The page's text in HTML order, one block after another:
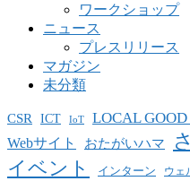
ワークショップ
ニュース
プレスリリース
マガジン
未分類
CSR ICT IoT LOCAL
Webサイト おたがいハマ
イベント インターン ウェ